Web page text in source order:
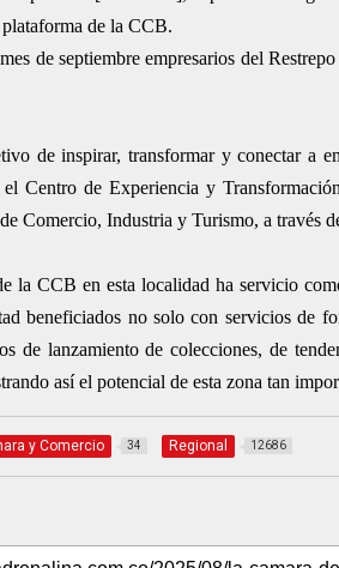
de la CCB.
de septiembre empresarios del
de inspirar, transformar y conectar a
Centro de Experiencia y
Comercio, Industria y Turismo, a través
la CCB en esta localidad ha servicio
beneficiados no solo con servicios de
de lanzamiento de colecciones, de
así el potencial de esta zona tan
y Comercio 34 Regional 12686